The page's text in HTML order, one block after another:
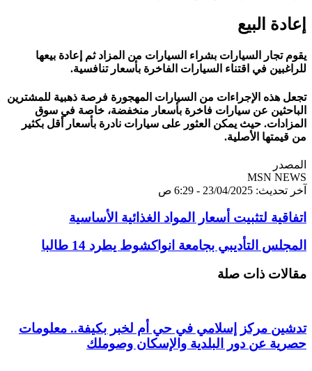
إعادة البيع
يقوم تجار السيارات بشراء السيارات من المزاد ثم إعادة بيعها
للراغبين في اقتناء السيارات الفاخرة بأسعار تنافسية.
تجعل هذه الإجراءات من السيارات المهجورة فرصة ذهبية للمشترين
الباحثين عن سيارات فاخرة بأسعار منخفضة، خاصة في سوق
المزادات. حيث يمكن العثور على سيارات نادرة بأسعار أقل بكثير
من قيمتها الأصلية.
المصدر
MSN NEWS
آخر تحديث: 23/04/2025 - 6:29 ص
اتفاقية لتثبيت أسعار المواد الغذائية الأساسية
المجلس التأديبي بجامعة انواكشوط يطرد 14 طالبا
مقالات ذات صلة
تدشين مركز إسلامي في حي أم لخبر بكيفة.. معلومات
حصرية عن دور البلدية والإسكان وصوملك